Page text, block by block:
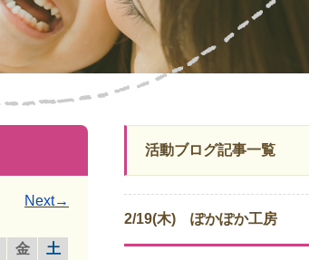
活動ブログ記事一覧
2/19(木) ぽかぽか工房
Next→
金
土